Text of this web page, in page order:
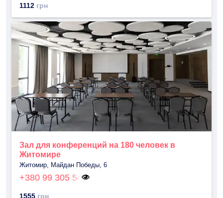
1112 грн
Зал для конференций на 180 человек в
Житомире
Житомир, Майдан Победы, 6
+380 99 305 54
1555 грн